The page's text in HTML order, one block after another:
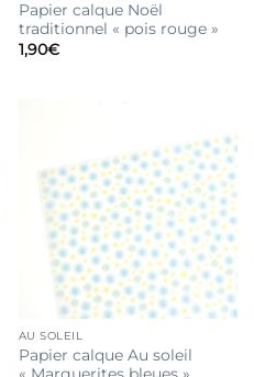
Papier calque Noël
traditionnel « pois rouge »
1,90€
AU SOLEIL
Papier calque Au soleil